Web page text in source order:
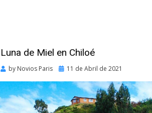
Luna de Miel en Chiloé
by Novios Paris
Posted
11 de Abril de 2021